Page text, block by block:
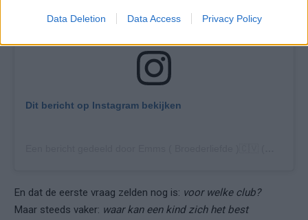
Data Deletion Data Access Privacy Policy
de omgeving steeds zwaarder weegt dan de postcode.
Dit bericht op Instagram bekijken
En dat de eerste vraag zelden nog is: voor welke club?
Maar steeds vaker: waar kan een kind zich het best